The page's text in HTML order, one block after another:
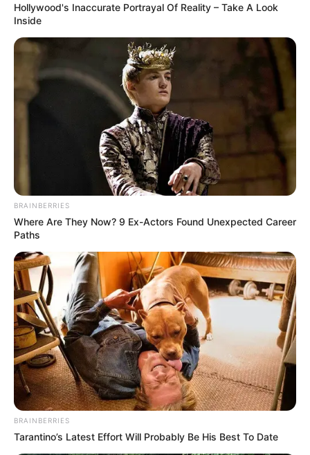
Hollywood's Inaccurate Portrayal Of Reality – Take A Look
Inside
BRAINBERRIES
Where Are They Now? 9 Ex-Actors Found Unexpected Career
Paths
BRAINBERRIES
Tarantino’s Latest Effort Will Probably Be His Best To Date